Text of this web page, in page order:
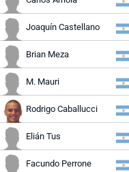
Joaquín Castellano
Brian Meza
M. Mauri
Rodrigo Caballucci
Elián Tus
Facundo Perrone